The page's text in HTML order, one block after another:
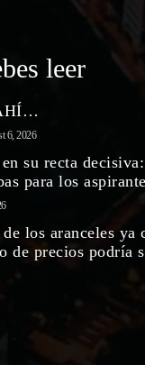
leer
6, 2026
su recta
para los
de los aranceles
de precios podría